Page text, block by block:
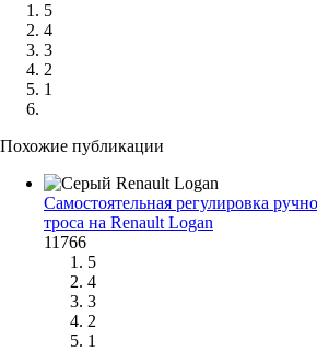
5
4
3
2
1
Похожие публикации
Самостоятельная регулировка
троса на Renault Logan
11766
5
4
3
2
1